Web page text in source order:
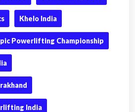
Khelo India
Powerlifting Championship
India